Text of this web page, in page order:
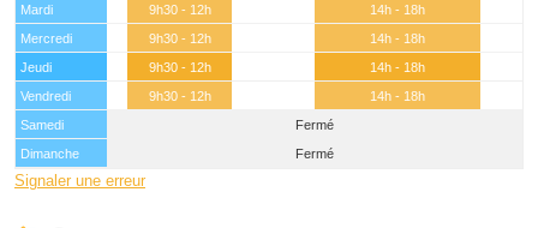
Mardi
9h30 - 12h
14h - 18h
Mercredi
9h30 - 12h
14h - 18h
Jeudi
9h30 - 12h
14h - 18h
Vendredi
9h30 - 12h
14h - 18h
Samedi
Fermé
Dimanche
Fermé
Signaler une erreur